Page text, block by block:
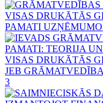
VISAS DRUKĀTĀS
PAMATI
VISAS DRUKĀTĀS
JEB
3